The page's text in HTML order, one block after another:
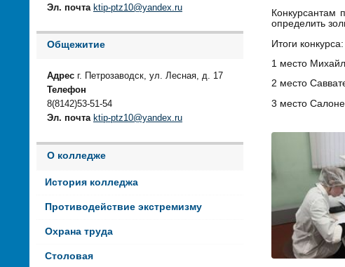
Эл. почта ktip-ptz10@yandex.ru
Общежитие
Адрес г. Петрозаводск, ул. Лесная, д. 17
Телефон
8(8142)53-51-54
Эл. почта ktip-ptz10@yandex.ru
О колледже
История колледжа
Противодействие экстремизму
Охрана труда
Столовая
Конкурсантам
определить
Итоги конкурса:
1 место
2 место
3 место